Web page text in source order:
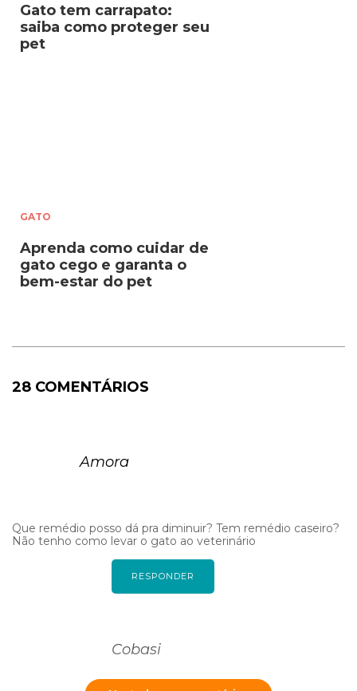
Gato tem carrapato:
saiba como proteger seu
pet
GATO
Aprenda como cuidar de
gato cego e garanta o
bem-estar do pet
28 COMENTÁRIOS
Amora
Que remédio posso dá pra diminuir? Tem remédio caseiro?
Não tenho como levar o gato ao veterinário
RESPONDER
Cobasi